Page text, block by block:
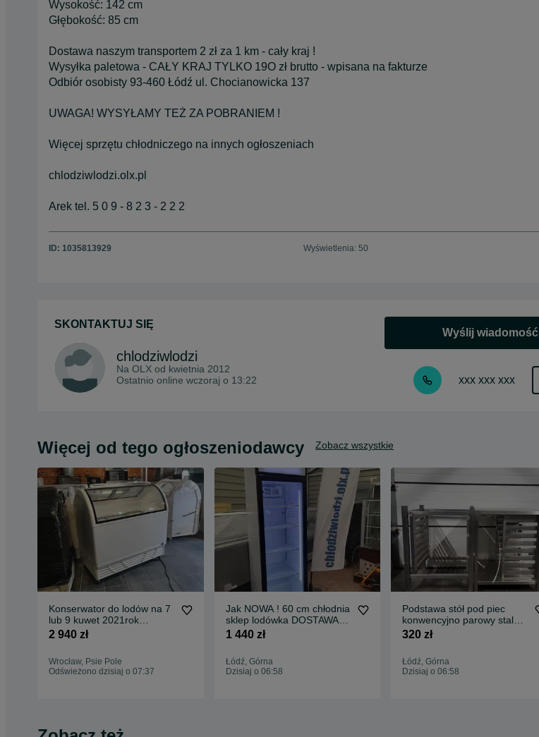
Wysokość: 142 cm
Głębokość: 85 cm
Dostawa naszym transportem 2 zł za 1 km - cały kraj !
Wysyłka paletowa - CAŁY KRAJ TYLKO 19O zł brutto - wpisana na fakturze
Odbiór osobisty 93-460 Łódź ul. Chocianowicka 137
UWAGA! WYSYŁAMY TEŻ ZA POBRANIEM !
Więcej sprzętu chłodniczego na innych ogłoszeniach
chlodziwlodzi.olx.pl
Arek tel. 5 0 9 - 8 2 3 - 2 2 2
ID: 1035813929 Wyświetlenia: 50
SKONTAKTUJ SIĘ
chlodziwlodzi
Na OLX od kwietnia 2012
Ostatnio online wczoraj o 13:22
Wyślij wiadomość
xxx xxx xxx
Więcej od tego ogłoszeniodawcy Zobacz wszystkie
Konserwator do lodów na 7
lub 9 kuwet 2021rok
kuweciarka na lody JUKA
gałkowych
2 940 zł
Wrocław, Psie Pole
Odświeżono dzisiaj o 07:37
Jak NOWA ! 60 cm chłodnia
sklep lodówka DOSTAWA
GWARANCJA gastro bar
1 440 zł
Łódź, Górna
Dzisiaj o 06:58
Podstawa stół pod piec
konwencyjno parowy stal
nierdzewna inox
320 zł
Łódź, Górna
Dzisiaj o 06:58